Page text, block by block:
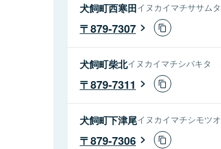
犬飼町西寒田イヌカイマチササムタ
879-7307
犬飼町柴北イヌカイマチシバキタ
879-7311
犬飼町下津尾イヌカイマチシモツオ
879-7306